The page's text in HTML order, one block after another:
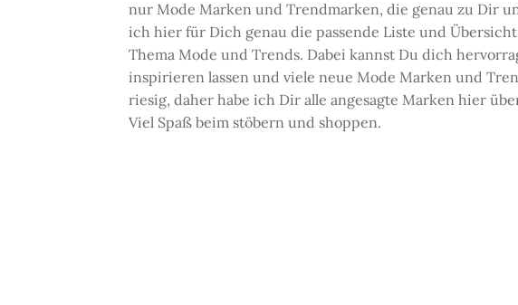
nur Mode Marken und Trendmarken, die genau zu Dir
ich hier für Dich genau die passende Liste und
Thema Mode und Trends. Dabei kannst Du dich
inspirieren lassen und viele neue Mode Marken und
riesig, daher habe ich Dir alle angesagte Marken hier
Viel Spaß beim stöbern und shoppen.